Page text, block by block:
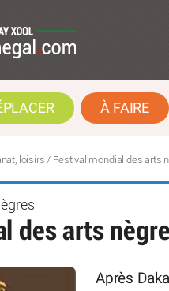
À FAIRE
loisirs / Festival mondial des arts
des arts
Après